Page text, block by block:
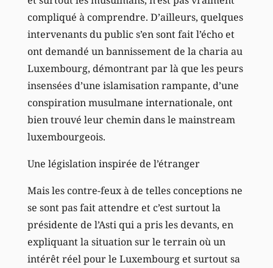
compliqué à comprendre. D’ailleurs, quelques
intervenants du public s’en sont fait l’écho et
ont demandé un bannissement de la charia au
Luxembourg, démontrant par là que les peurs
insensées d’une islamisation rampante, d’une
conspiration musulmane internationale, ont
bien trouvé leur chemin dans le mainstream
luxembourgeois.
Une législation inspirée de l’étranger
Mais les contre-feux à de telles conceptions ne
se sont pas fait attendre et c’est surtout la
présidente de l’Asti qui a pris les devants, en
expliquant la situation sur le terrain où un
intérêt réel pour le Luxembourg et surtout sa